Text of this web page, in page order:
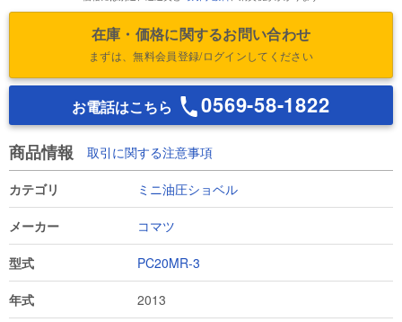
在庫・価格に関するお問い合わせ
まずは、無料会員登録/ログインしてください
お電話はこちら 0569-58-1822
商品情報 取引に関する注意事項
カテゴリ ミニ油圧ショベル
メーカー コマツ
型式 PC20MR-3
年式 2013